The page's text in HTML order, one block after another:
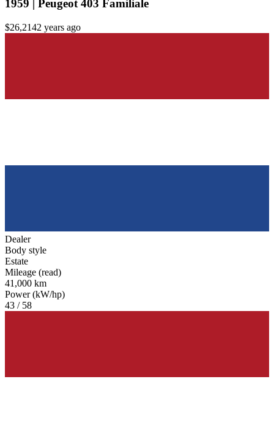
1959 | Peugeot 403 Familiale
$26,2142 years ago
Dealer
Body style
Estate
Mileage (read)
41,000 km
Power (kW/hp)
43 / 58